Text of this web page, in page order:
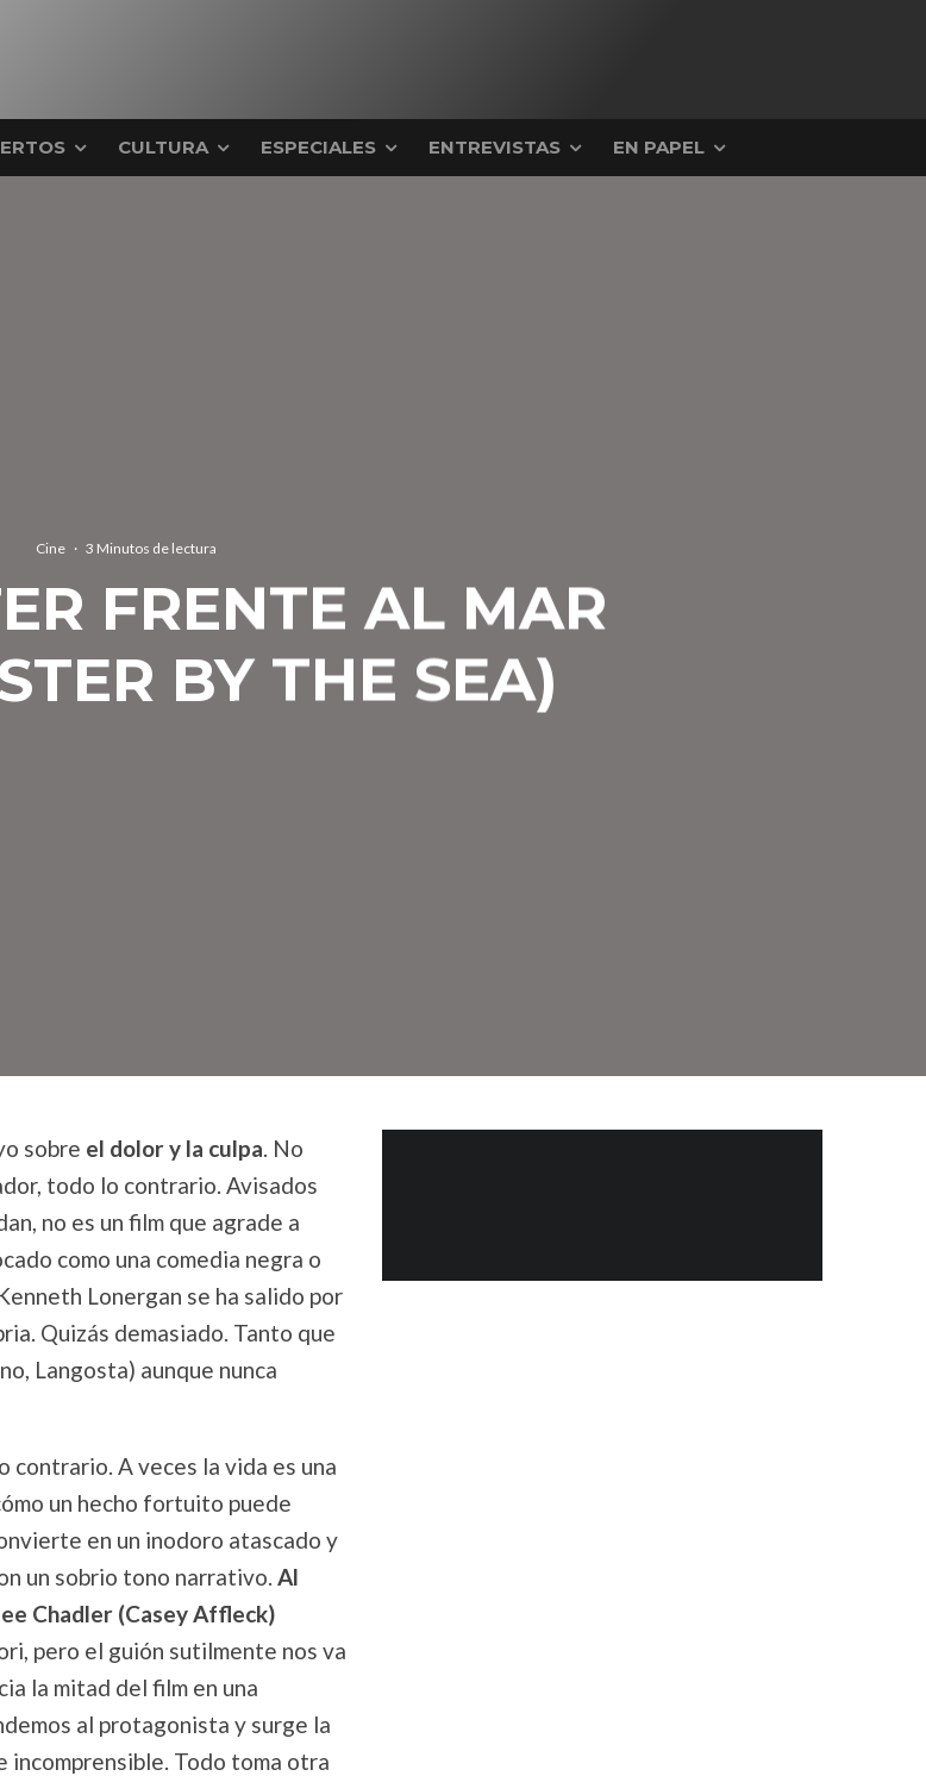
CULTURA ESPECIALES ENTREVISTAS EN PAPEL
Cine · 3 Minutos de lectura
FRENTE AL MAR
BY THE SEA)
sobre el dolor y la culpa. No
todo lo contrario. Avisados
no es un film que agrade a
como una comedia negra o
Lonergan se ha salido por
Quizás demasiado. Tanto que
Langosta) aunque nunca
A veces la vida es una
un hecho fortuito puede
en un inodoro atascado y
un sobrio tono narrativo. Al
Chadler (Casey Affleck)
pero el guión sutilmente nos va
la mitad del film en una
al protagonista y surge la
incomprensible. Todo toma otra